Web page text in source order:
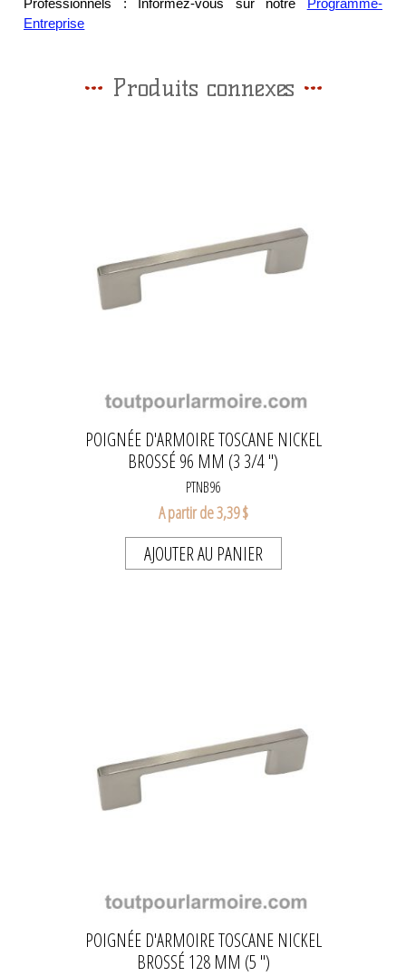
Professionnels : Informez-vous sur notre
Programme-
Entreprise
Produits connexes
POIGNÉE D'ARMOIRE TOSCANE NICKEL
BROSSÉ 96 MM (3 3/4 ")
PTNB96
A partir de 3,39 $
AJOUTER AU PANIER
POIGNÉE D'ARMOIRE TOSCANE NICKEL
BROSSÉ 128 MM (5 ")